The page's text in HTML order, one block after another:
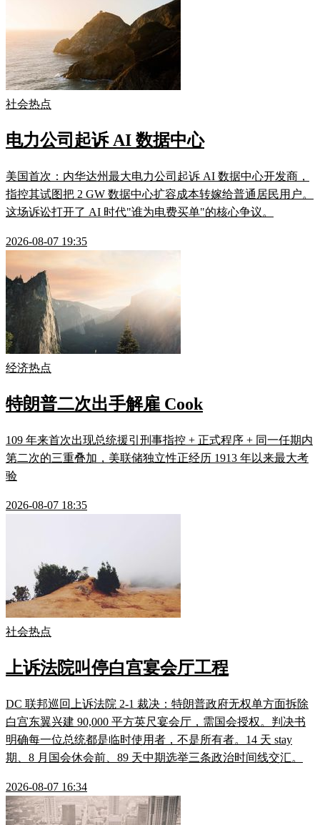
社会热点
电力公司起诉 AI 数据中心
美国首次：内华达州最大电力公司起诉 AI 数据中心开发商，
指控其试图把 2 GW 数据中心扩容成本转嫁给普通居民用户。
这场诉讼打开了 AI 时代"谁为电费买单"的核心争议。
2026-08-07 19:35
经济热点
特朗普二次出手解雇 Cook
109 年来首次出现总统援引刑事指控 + 正式程序 + 同一任期内
第二次的三重叠加，美联储独立性正经历 1913 年以来最大考
验
2026-08-07 18:35
社会热点
上诉法院叫停白宫宴会厅工程
DC 联邦巡回上诉法院 2-1 裁决：特朗普政府无权单方面拆除
白宫东翼兴建 90,000 平方英尺宴会厅，需国会授权。判决书
明确每一位总统都是临时使用者，不是所有者。14 天 stay
期、8 月国会休会前、89 天中期选举三条政治时间线交汇。
2026-08-07 16:34